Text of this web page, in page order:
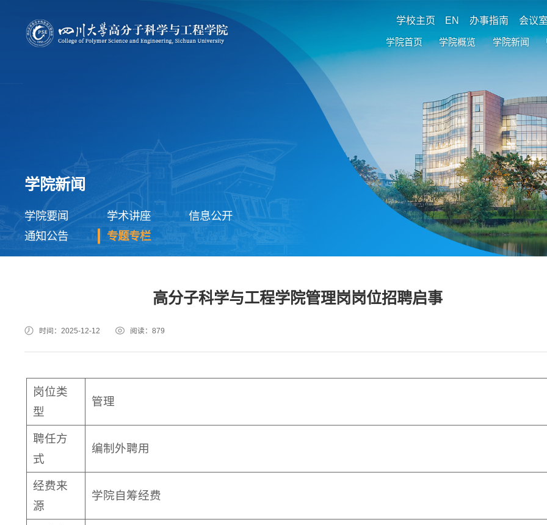
学校主页 EN 办事指南 会议
学院首页 学院概览 学院新闻
学院新闻
学院要闻 学术讲座
信息公开
通知公告
专题专栏
高分子科学与工程学院管理岗岗位招聘启事
时间：2025-12-12 阅读： 879
岗位类
型
管理
聘任方
式
编制外聘用
经费来
源
学院自筹经费